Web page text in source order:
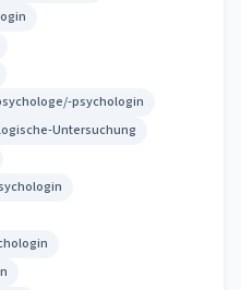
psychologin
Untersuchung